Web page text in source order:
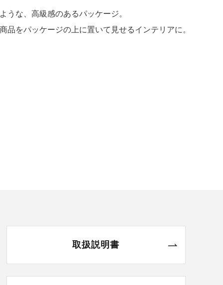
うな、高級感のあるパッケージ。
品をパッケージの上に置いて見せるインテリアに。
取扱説明書